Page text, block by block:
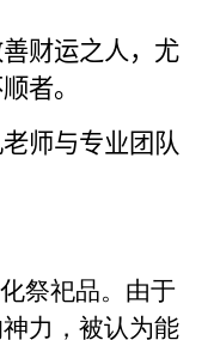
善财运之人，尤
者。
老师与专业团队
祭祀品。由于
力，被认为能